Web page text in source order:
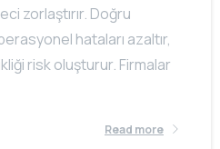
zorlaştırır. Doğru
hataları azaltır,
risk oluşturur. Firmalar
Read more